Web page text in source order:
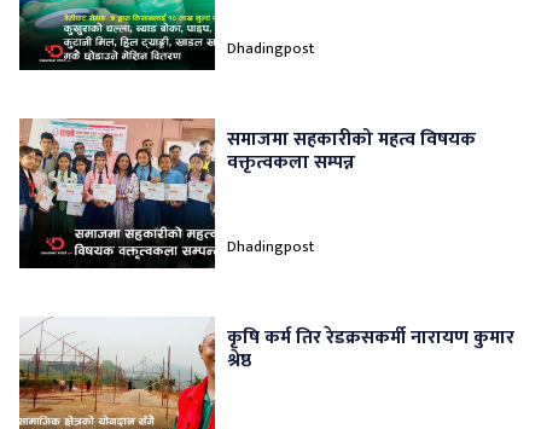
Dhadingpost
समाजमा सहकारीको महत्व विषयक
वक्तृत्वकला सम्पन्न
Dhadingpost
कृषि कर्म तिर रेडक्रसकर्मी नारायण कुमार
श्रेष्ठ